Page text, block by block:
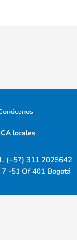
locales
(+57) 311 2025642
-51 Of 401 Bogotá